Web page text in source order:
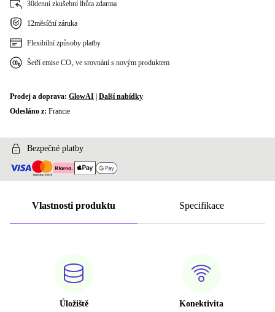
30denní zkušební lhůta zdarma
12měsíční záruka
Flexibilní způsoby platby
Šetří emise CO₂ ve srovnání s novým produktem
Prodej a doprava: GlowAI Další nabídky
Odesláno z: Francie
Bezpečné platby
Vlastnosti produktu Specifikace
Úložiště
Konektivita